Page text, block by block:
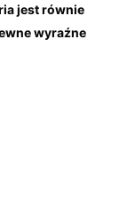
jest równie
wyraźne